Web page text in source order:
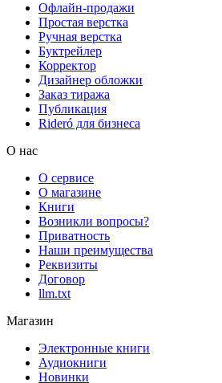
Офлайн-продажи
Простая верстка
Ручная верстка
Буктрейлер
Корректор
Дизайнер обложки
Заказ тиража
Публикация
Rideró для бизнеса
О нас
О сервисе
О магазине
Книги
Возникли вопросы?
Приватность
Наши преимущества
Реквизиты
Договор
llm.txt
Магазин
Электронные книги
Аудиокниги
Новинки